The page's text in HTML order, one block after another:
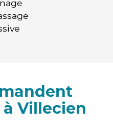
Villecien